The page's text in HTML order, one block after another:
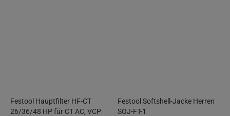
Festool Hauptfilter HF-CT
26/36/48 HP für CT AC, VCP
Festool Softshell-Jacke Herren
SOJ-FT-1